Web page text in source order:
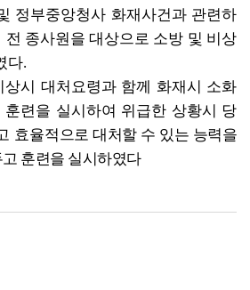
정부중앙청사 화재사건과 관련하
전 종사원을 대상으로 소방 및 비상
다.
시 대처요령과 함께 화재시 소화
련을 실시하여 위급한 상황시 당
효율적으로 대처할 수 있는 능력을
훈련을 실시하였다